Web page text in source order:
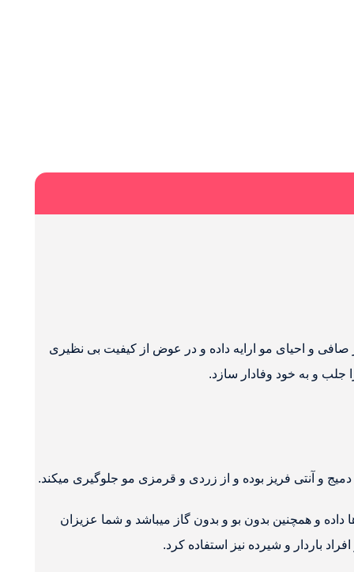
و احیای مو ارایه داده و در عوض از کیفیت بی نظیری
جلب و به خود وفادار سازد.
دمیج و آنتی فریز بوده و از زردی و قرمزی مو جلوگیری میکند.
و همچنین بدون بو و بدون گاز میباشد و شما عزیزان